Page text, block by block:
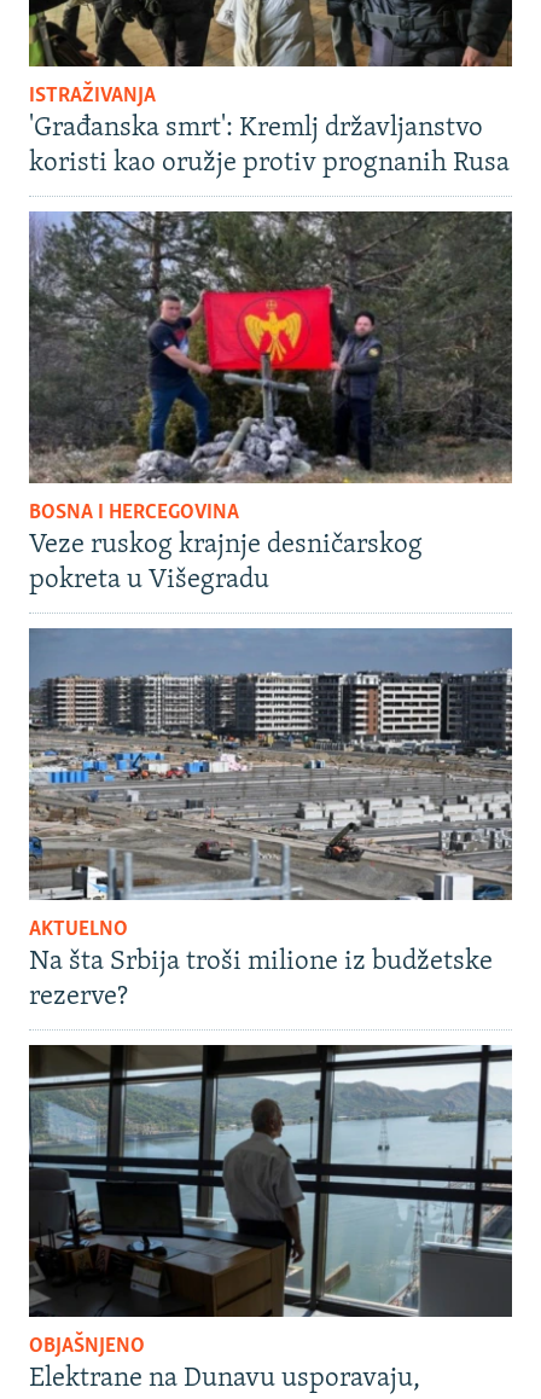
ISTRAŽIVANJA
'Građanska smrt': Kremlj državljanstvo
koristi kao oružje protiv prognanih Rusa
BOSNA I HERCEGOVINA
Veze ruskog krajnje desničarskog
pokreta u Višegradu
AKTUELNO
Na šta Srbija troši milione iz budžetske
rezerve?
OBJAŠNJENO
Elektrane na Dunavu usporavaju,